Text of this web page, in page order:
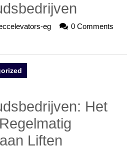
eg
eueccelevators-
0 Comments
Het
Liften